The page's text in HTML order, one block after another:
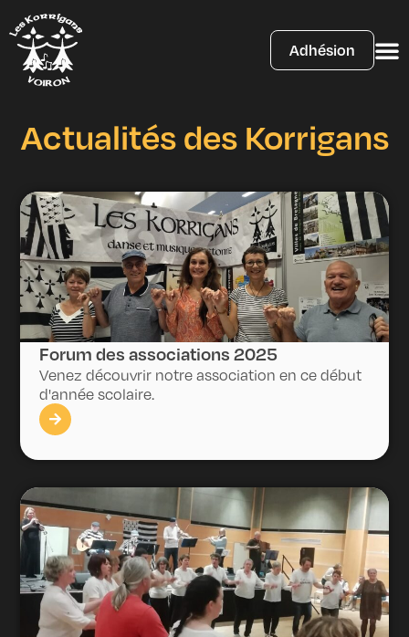
Adhésion
Actualités des Korrigans
Forum des associations 2025
Venez découvrir notre association en ce début
d'année scolaire.